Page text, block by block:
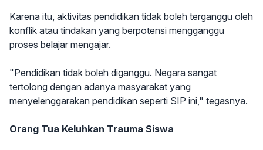
Karena itu, aktivitas pendidikan tidak boleh terganggu oleh
konflik atau tindakan yang berpotensi mengganggu
proses belajar mengajar.
"Pendidikan tidak boleh diganggu. Negara sangat
tertolong dengan adanya masyarakat yang
menyelenggarakan pendidikan seperti SIP ini," tegasnya.
Orang Tua Keluhkan Trauma Siswa